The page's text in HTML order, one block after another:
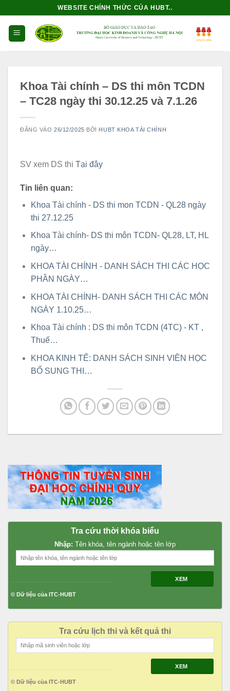
dung
WEBSITE CHÍNH THỨC CỦA HUBT..
Khoa Tài chính – DS thi môn TCDN
– TC28 ngày thi 30.12.25 và 7.1.26
ĐĂNG VÀO26/12/2025 BỞI HUBT KHOA TÀI CHÍNH
SV xem DS thi Tại đây
Tin liên quan:
Khoa Tài chính - DS thi mon TCDN - QL28 ngày
thi 27.12.25
Khoa Tài chính- DS thi môn TCDN- QL28, LT, HL
ngày…
KHOA TÀI CHÍNH - DANH SÁCH THI CÁC HỌC
PHẦN NGÀY…
KHOA TÀI CHÍNH- DANH SÁCH THI CÁC MÔN
NGÀY 1.10.25…
Khoa Tài chính : DS thi môn TCDN (4TC) - KT ,
Thuế…
KHOA KINH TẾ: DANH SÁCH SINH VIÊN HỌC
BỔ SUNG THI…
Tra cứu thời khóa biểu
Nhập: Tên khóa, tên ngành hoặc tên lớp
XEM
© Dữ liệu của ITC-HUBT
Tra cứu lịch thi và kết quả thi
XEM
© Dữ liệu của ITC-HUBT